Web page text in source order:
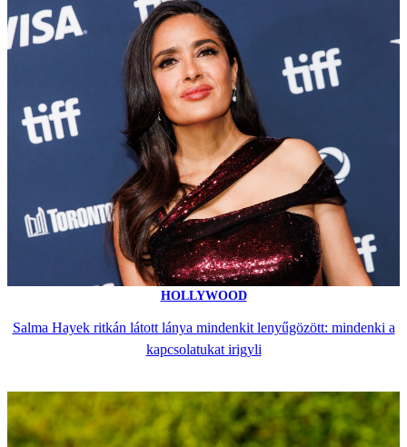
HOLLYWOOD
Salma Hayek ritkán látott lánya mindenkit lenyűgözött: mindenki a
kapcsolatukat irigyli